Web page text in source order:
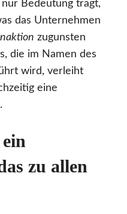
Bedeutung trägt,
das Unternehmen
zugunsten
die im Namen des
wird, verleiht
eine
zu allen